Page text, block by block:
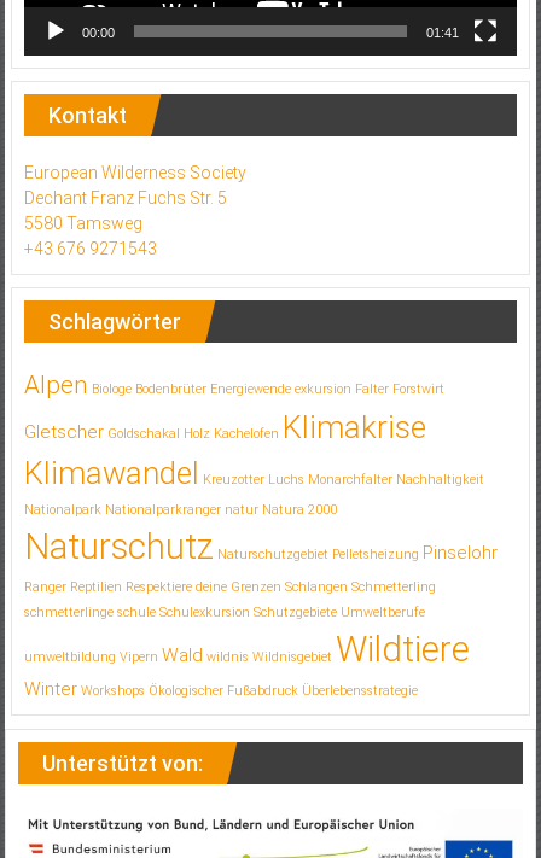
00:00 01:41
Kontakt
European Wilderness Society
Dechant Franz Fuchs Str. 5
5580 Tamsweg
+43 676 9271543
Schlagwörter
Alpen Biologe Bodenbrüter Energiewende exkursion Falter Forstwirt
Gletscher Goldschakal Holz Kachelofen Klimakrise
Klimawandel Kreuzotter Luchs Monarchfalter Nachhaltigkeit
Nationalpark Nationalparkranger natur Natura 2000
Naturschutz Naturschutzgebiet Pelletsheizung Pinselohr
Ranger Reptilien Respektiere deine Grenzen Schlangen Schmetterling
schmetterlinge schule Schulexkursion Schutzgebiete Umweltberufe
umweltbildung Vipern Wald wildnis Wildnisgebiet Wildtiere
Winter Workshops Ökologischer Fußabdruck Überlebensstrategie
Unterstützt von: